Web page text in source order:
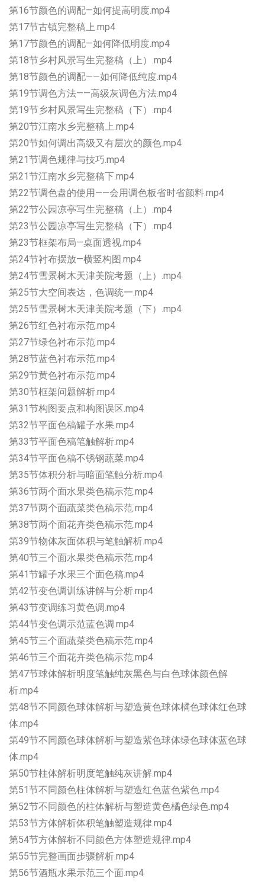
第16节颜色的调配—如何提高明度.mp4
第17节古镇完整稿上.mp4
第17节颜色的调配—如何降低明度.mp4
第18节乡村风景写生完整稿（上）.mp4
第18节颜色的调配——如何降低纯度.mp4
第19节调色方法——高级灰调色方法.mp4
第19节乡村风景写生完整稿（下）.mp4
第20节江南水乡完整稿上.mp4
第20节如何调出高级又有层次的颜色.mp4
第21节调色规律与技巧.mp4
第21节江南水乡完整稿下.mp4
第22节调色盘的使用——会用调色板省时省颜料.mp4
第22节公园凉亭写生完整稿（上）.mp4
第23节公园凉亭写生完整稿（下）.mp4
第23节框架布局—桌面透视.mp4
第24节衬布摆放—横竖构图.mp4
第24节雪景树木天津美院考题（上）.mp4
第25节大空间表达，色调统一.mp4
第25节雪景树木天津美院考题（下）.mp4
第26节红色衬布示范.mp4
第27节绿色衬布示范.mp4
第28节蓝色衬布示范.mp4
第29节黄色衬布示范.mp4
第30节框架问题解析.mp4
第31节构图要点和构图误区.mp4
第32节平面色稿罐子水果.mp4
第33节平面色稿笔触解析.mp4
第34节平面色稿不锈钢蔬菜.mp4
第35节体积分析与暗面笔触分析.mp4
第36节两个面水果类色稿示范.mp4
第37节两个面蔬菜类色稿示范.mp4
第38节两个面花卉类色稿示范.mp4
第39节物体灰面体积与笔触解析.mp4
第40节三个面水果类色稿示范.mp4
第41节罐子水果三个面色稿.mp4
第42节变色调训练讲解与分析.mp4
第43节变调练习黄色调.mp4
第44节变色调示范蓝色调.mp4
第45节三个面蔬菜类色稿示范.mp4
第46节三个面花卉类色稿示范.mp4
第47节球体解析明度笔触纯灰黑色与白色球体颜色解
析.mp4
第48节不同颜色球体解析与塑造黄色球体橘色球体红色球
体.mp4
第49节不同颜色球体解析与塑造紫色球体绿色球体蓝色球
体.mp4
第50节柱体解析明度笔触纯灰讲解.mp4
第51节不同颜色柱体解析与塑造红色蓝色紫色.mp4
第52节不同颜色的柱体解析与塑造黄色橘色绿色.mp4
第53节方体解析体积笔触塑造规律.mp4
第54节方体解析不同颜色方体塑造规律.mp4
第55节完整画面步骤解析.mp4
第56节酒瓶水果示范三个面.mp4